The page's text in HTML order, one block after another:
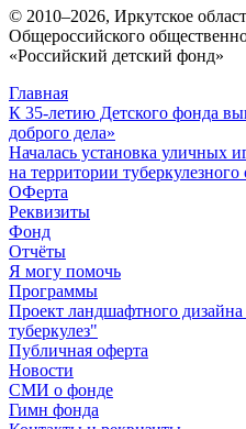
© 2010–2026, Иркутское
Общероссийского
«Российский детский фонд»
Главная
К 35-летию Детского фонда
доброго дела»
Началась установка уличных
на территории
ОФерта
Реквизиты
Фонд
Отчёты
Я могу помочь
Программы
Проект ландшафтного
туберкулез"
Публичная оферта
Новости
СМИ о фонде
Гимн фонда